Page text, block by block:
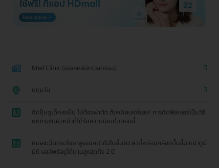
Miel Clinic (มิเอลคลินิกเวชกรรม)
ปทุมวัน
1
ฉีดปุ๊บดูเด็กลงปั๊บ ไม่ต้องผ่าตัด ต้องฟิลเลอร์เลย! การฉีดฟิลเลอร์เป็นวิธี
ยกกระชับผิวหน้าที่ได้รับความนิยมในตอนนี้
2
หมอจะฉีดกรดไฮยาลูรอนิคเข้าไปในชั้นผิว ผิวที่หย่อนคล้อยตื้นขึ้น หน้าดูมี
มิติ ผลลัพธ์อยู่ได้นานสูงสุดถึง 2 ปี